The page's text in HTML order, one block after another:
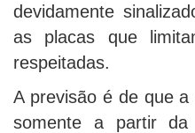
devidamente
as placas que
respeitadas.
A previsão é de que
somente a partir da